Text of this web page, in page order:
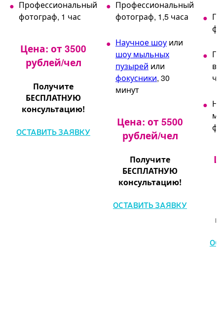
Профессиональный
фотограф, 1 час
Цена: от 3500
рублей/чел
Получите
БЕСПЛАТНУЮ
консультацию!
ОСТАВИТЬ ЗАЯВКУ
Профессиональный
фотограф, 1,5 часа
Научное шоу или
шоу мыльных
пузырей или
фокусники, 30
минут
Цена: от 5500
рублей/чел
Получите
БЕСПЛАТНУЮ
консультацию!
ОСТАВИТЬ ЗАЯВКУ